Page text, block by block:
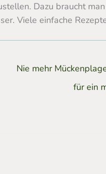
Dazu braucht
Viele einfache
Nie mehr
für ein